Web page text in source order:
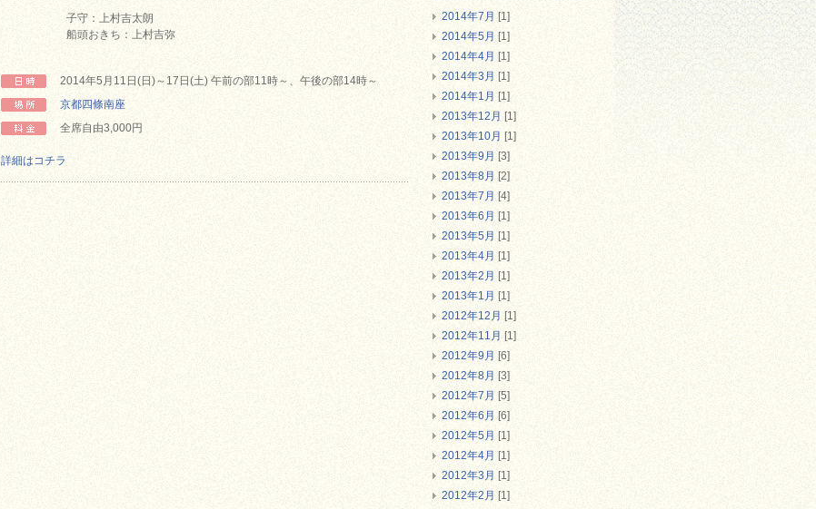
子守：上村吉太朗
船頭おきち：上村吉弥
2014年5月11日(日)～17日(土) 午前の部11時～、午後の部14時～
京都四條南座
全席自由3,000円
詳細はコチラ
2014年7月 [1]
2014年5月 [1]
2014年4月 [1]
2014年3月 [1]
2014年1月 [1]
2013年12月 [1]
2013年10月 [1]
2013年9月 [3]
2013年8月 [2]
2013年7月 [4]
2013年6月 [1]
2013年5月 [1]
2013年4月 [1]
2013年2月 [1]
2013年1月 [1]
2012年12月 [1]
2012年11月 [1]
2012年9月 [6]
2012年8月 [3]
2012年7月 [5]
2012年6月 [6]
2012年5月 [1]
2012年4月 [1]
2012年3月 [1]
2012年2月 [1]